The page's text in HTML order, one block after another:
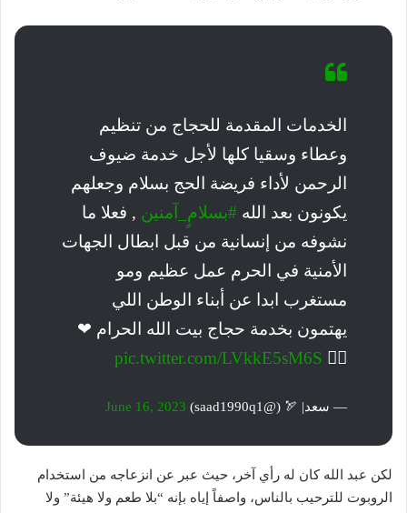
الخدمات المقدمة للحجاج من تنظيم
وعطاء وسقيا كلها لأجل خدمة ضيوف
الرحمن لأداء فريضة الحج بسلام وجعلهم
يكونون بعد الله #بسلامٍ_آمنين , فعلا ما
نشوفه من إنسانية من قبل ابطال الجهات
الأمنية في الحرم عمل عظيم ومو
مستغرب ابدا عن أبناء الوطن اللي
يهتمون بخدمة حجاج بيت الله الحرام ❤
👌🏼
pic.twitter.com/LVkkE5sM6S
— سعد| 🏹 (@saad1990q1) June 16, 2023
لكن عبد الله كان له رأي آخر، حيث عبر عن انزعاجه من استخدام
الروبوت للترحيب بالناس، واصفاً إياه بإنه “بلا طعم ولا هيئة” ولا